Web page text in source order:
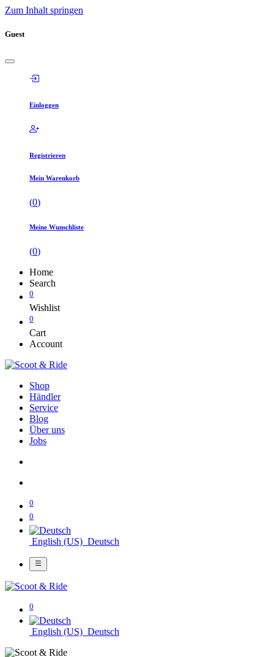
Zum Inhalt springen
Guest
Einloggen
Registrieren
Mein Warenkorb
(0)
Meine Wunschliste
(0)
Home
Search
0
Wishlist
0
Cart
Account
Shop
Händler
Service
Blog
Über uns
Jobs
0
0
English (US) Deutsch
0
English (US) Deutsch